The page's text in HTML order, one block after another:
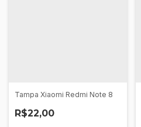
Tampa Xiaomi Redmi Note 8
R$22,00